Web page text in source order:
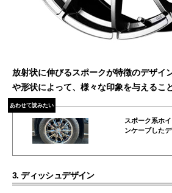
放射状に伸びるスポークが特徴のデザイ
や形状によって、様々な印象を与えるこ
あわせて読みたい
スポーク系ホ
ンケーブした
3. ディッシュデザイン